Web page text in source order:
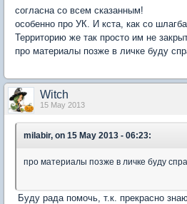
согласна со всем сказанным!
особенно про УК. И кста, как со
Территорию же так просто им не
про материалы позже в личке буду
Witch
15 May 2013
milabir, on 15 May 2013 - 06:23:
про материалы позже в личке буду
Буду рада помочь, т.к. прекрасно